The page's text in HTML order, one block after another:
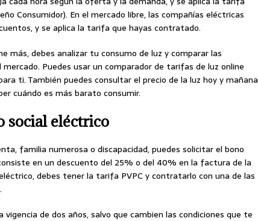
Consumidor). En el mercado libre, las compañías eléctricas
y se aplica la tarifa que hayas contratado.
más, debes analizar tu consumo de luz y comparar las
Puedes usar un comparador de tarifas de luz online
ti. También puedes consultar el precio de la luz hoy y mañana
cuándo es más barato consumir.
social eléctrico
familia numerosa o discapacidad, puedes solicitar el bono
en un descuento del 25% o del 40% en la factura de la
debes tener la tarifa PVPC y contratarlo con una de las
de dos años, salvo que cambien las condiciones que te